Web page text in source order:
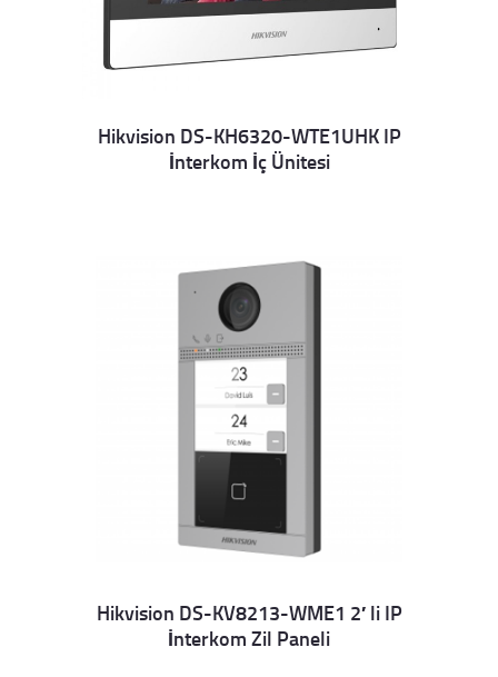
Details
Hikvision DS-KH6320-WTE1UHK IP
İnterkom İç Ünitesi
Details
Hikvision DS-KV8213-WME1 2′ li IP
İnterkom Zil Paneli